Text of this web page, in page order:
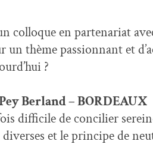
colloque en partenariat
un thème passionnant et
?
Berland –BORDEAUX
difficiledeconcilier
et le principede